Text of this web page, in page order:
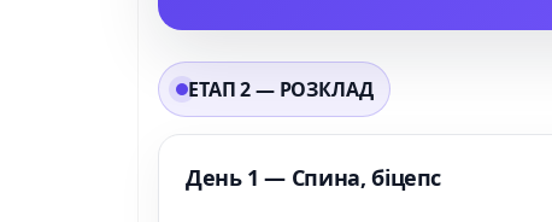
ЕТАП 2 — РОЗКЛАД
День 1 — Спина, біцепс